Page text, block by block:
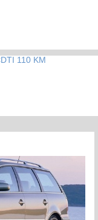
110 KM